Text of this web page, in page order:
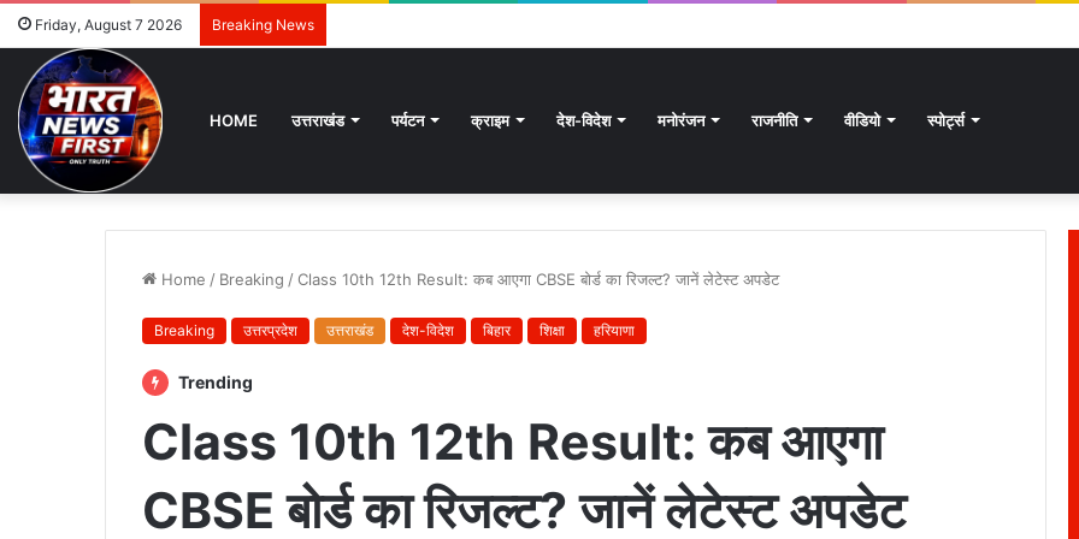
Friday, August 7 2026 Breaking News
HOME उत्तराखंड पर्यटन क्राइम देश-विदेश मनोरंजन राजनीति वीडियो स्पोर्ट्स
Home / Breaking /Class 10th 12th Result: कब आएगा CBSE बोर्ड का रिजल्ट? जानें लेटेस्ट अपडेट
Breaking उत्तरप्रदेश उत्तराखंड देश-विदेश बिहार शिक्षा हरियाणा
Trending
Class 10th 12th Result: कब आएगा
CBSE बोर्ड का रिजल्ट? जानें लेटेस्ट अपडेट